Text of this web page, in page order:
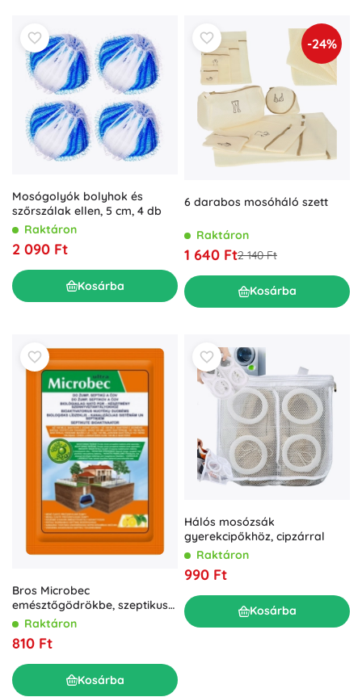
Mosógolyók bolyhok és
szőrszálak ellen, 5 cm, 4 db
Raktáron
2 090 Ft
Kosárba
-24%
6 darabos mosóháló szett
Raktáron
1 640 Ft2 140 Ft
Kosárba
Bros Microbec
emésztőgödrökbe, szeptikus
tartályokba és házi
Raktáron
810 Ft
Kosárba
Hálós mosózsák
gyerekcipőkhöz, cipzárral
Raktáron
990 Ft
Kosárba